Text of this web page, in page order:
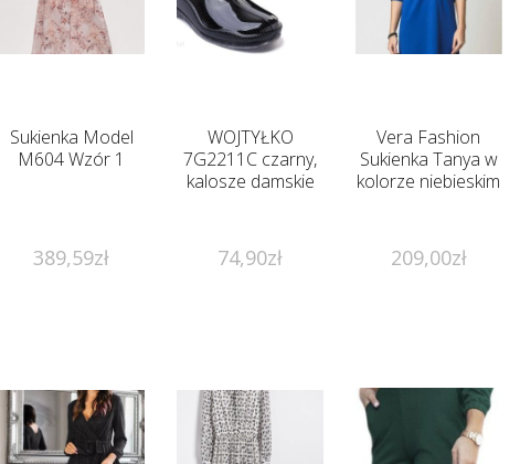
Sukienka Model
M604 Wzór 1
389,59zł
WOJTYŁKO
7G2211C czarny,
kalosze damskie
74,90zł
Vera Fashion
Sukienka Tanya w
kolorze niebieskim
209,00zł